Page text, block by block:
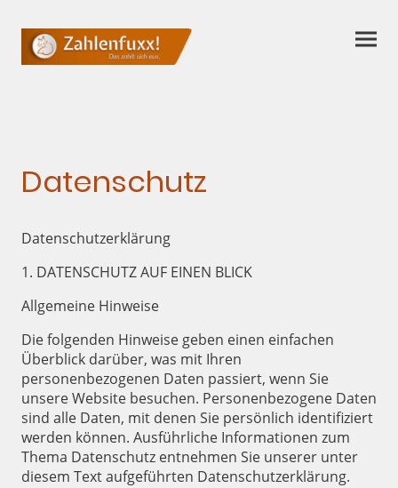
Datenschutz
Datenschutzerklärung
1. DATENSCHUTZ AUF EINEN BLICK
Allgemeine Hinweise
Die folgenden Hinweise geben einen einfachen
Überblick darüber, was mit Ihren
personenbezogenen Daten passiert, wenn Sie
unsere Website besuchen. Personenbezogene Daten
sind alle Daten, mit denen Sie persönlich identifiziert
werden können. Ausführliche Informationen zum
Thema Datenschutz entnehmen Sie unserer unter
diesem Text aufgeführten Datenschutzerklärung.